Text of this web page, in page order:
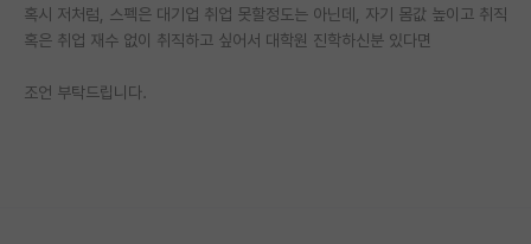
취업 게시판
임용 후기 게시판
혹시 저처럼, 스펙은 대기업 취업 못할정도는 아닌데, 자기 몸값 높이고 취직
혹은 취업 재수 없이 취직하고 싶어서 대학원 진학하신분 있다면
조언 부탁드립니다.